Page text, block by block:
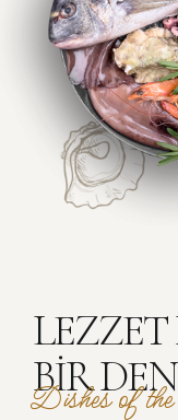
BIR
Dishes of the